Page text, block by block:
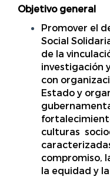
Objetivo general
Promover el
Social
de la
investigación
con
Estado y
culturas
compromiso,
la equidad y